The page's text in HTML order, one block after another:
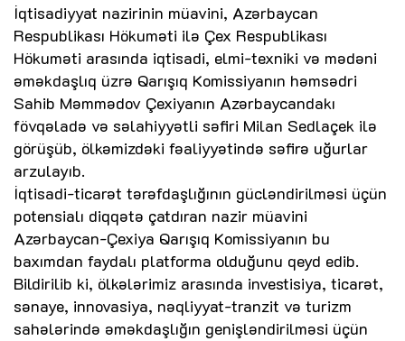
İqtisadiyyat nazirinin müavini, Azərbaycan
Respublikası Hökuməti ilə Çex Respublikası
Hökuməti arasında iqtisadi, elmi-texniki və mədəni
əməkdaşlıq üzrə Qarışıq Komissiyanın həmsədri
Sahib Məmmədov Çexiyanın Azərbaycandakı
fövqəladə və səlahiyyətli səfiri Milan Sedlaçek ilə
görüşüb, ölkəmizdəki fəaliyyətində səfirə uğurlar
arzulayıb.
İqtisadi-ticarət tərəfdaşlığının gücləndirilməsi üçün
potensialı diqqətə çatdıran nazir müavini
Azərbaycan-Çexiya Qarışıq Komissiyanın bu
baxımdan faydalı platforma olduğunu qeyd edib.
Bildirilib ki, ölkələrimiz arasında investisiya, ticarət,
sənaye, innovasiya, nəqliyyat-tranzit və turizm
sahələrində əməkdaşlığın genişləndirilməsi üçün